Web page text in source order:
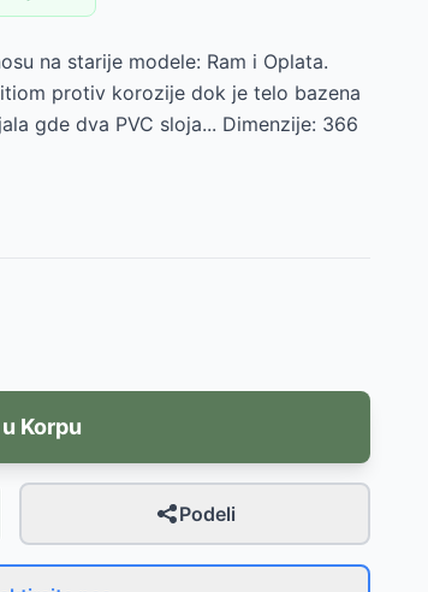
na starije modele: Ram i Oplata.
protiv korozije dok je telo bazena
gde dva PVC sloja... Dimenzije: 366
Korpu
Podeli